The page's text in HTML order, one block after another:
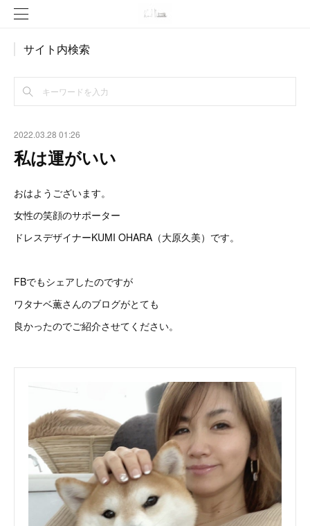
サイト内検索
2022.03.28 01:26
私は運がいい
おはようございます。
女性の笑顔のサポーター
ドレスデザイナーKUMI OHARA（大原久美）です。
FBでもシェアしたのですが
ワタナベ薫さんのブログがとても
良かったのでご紹介させてください。